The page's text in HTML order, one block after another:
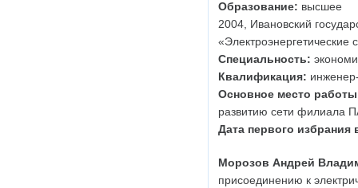
Образование: высшее
2004, Ивановский
«Электроэнергетические
Специальность:
Квалификация:
Основное место
развитию сети
Дата первого избрания
Морозов Андрей
присоединению к